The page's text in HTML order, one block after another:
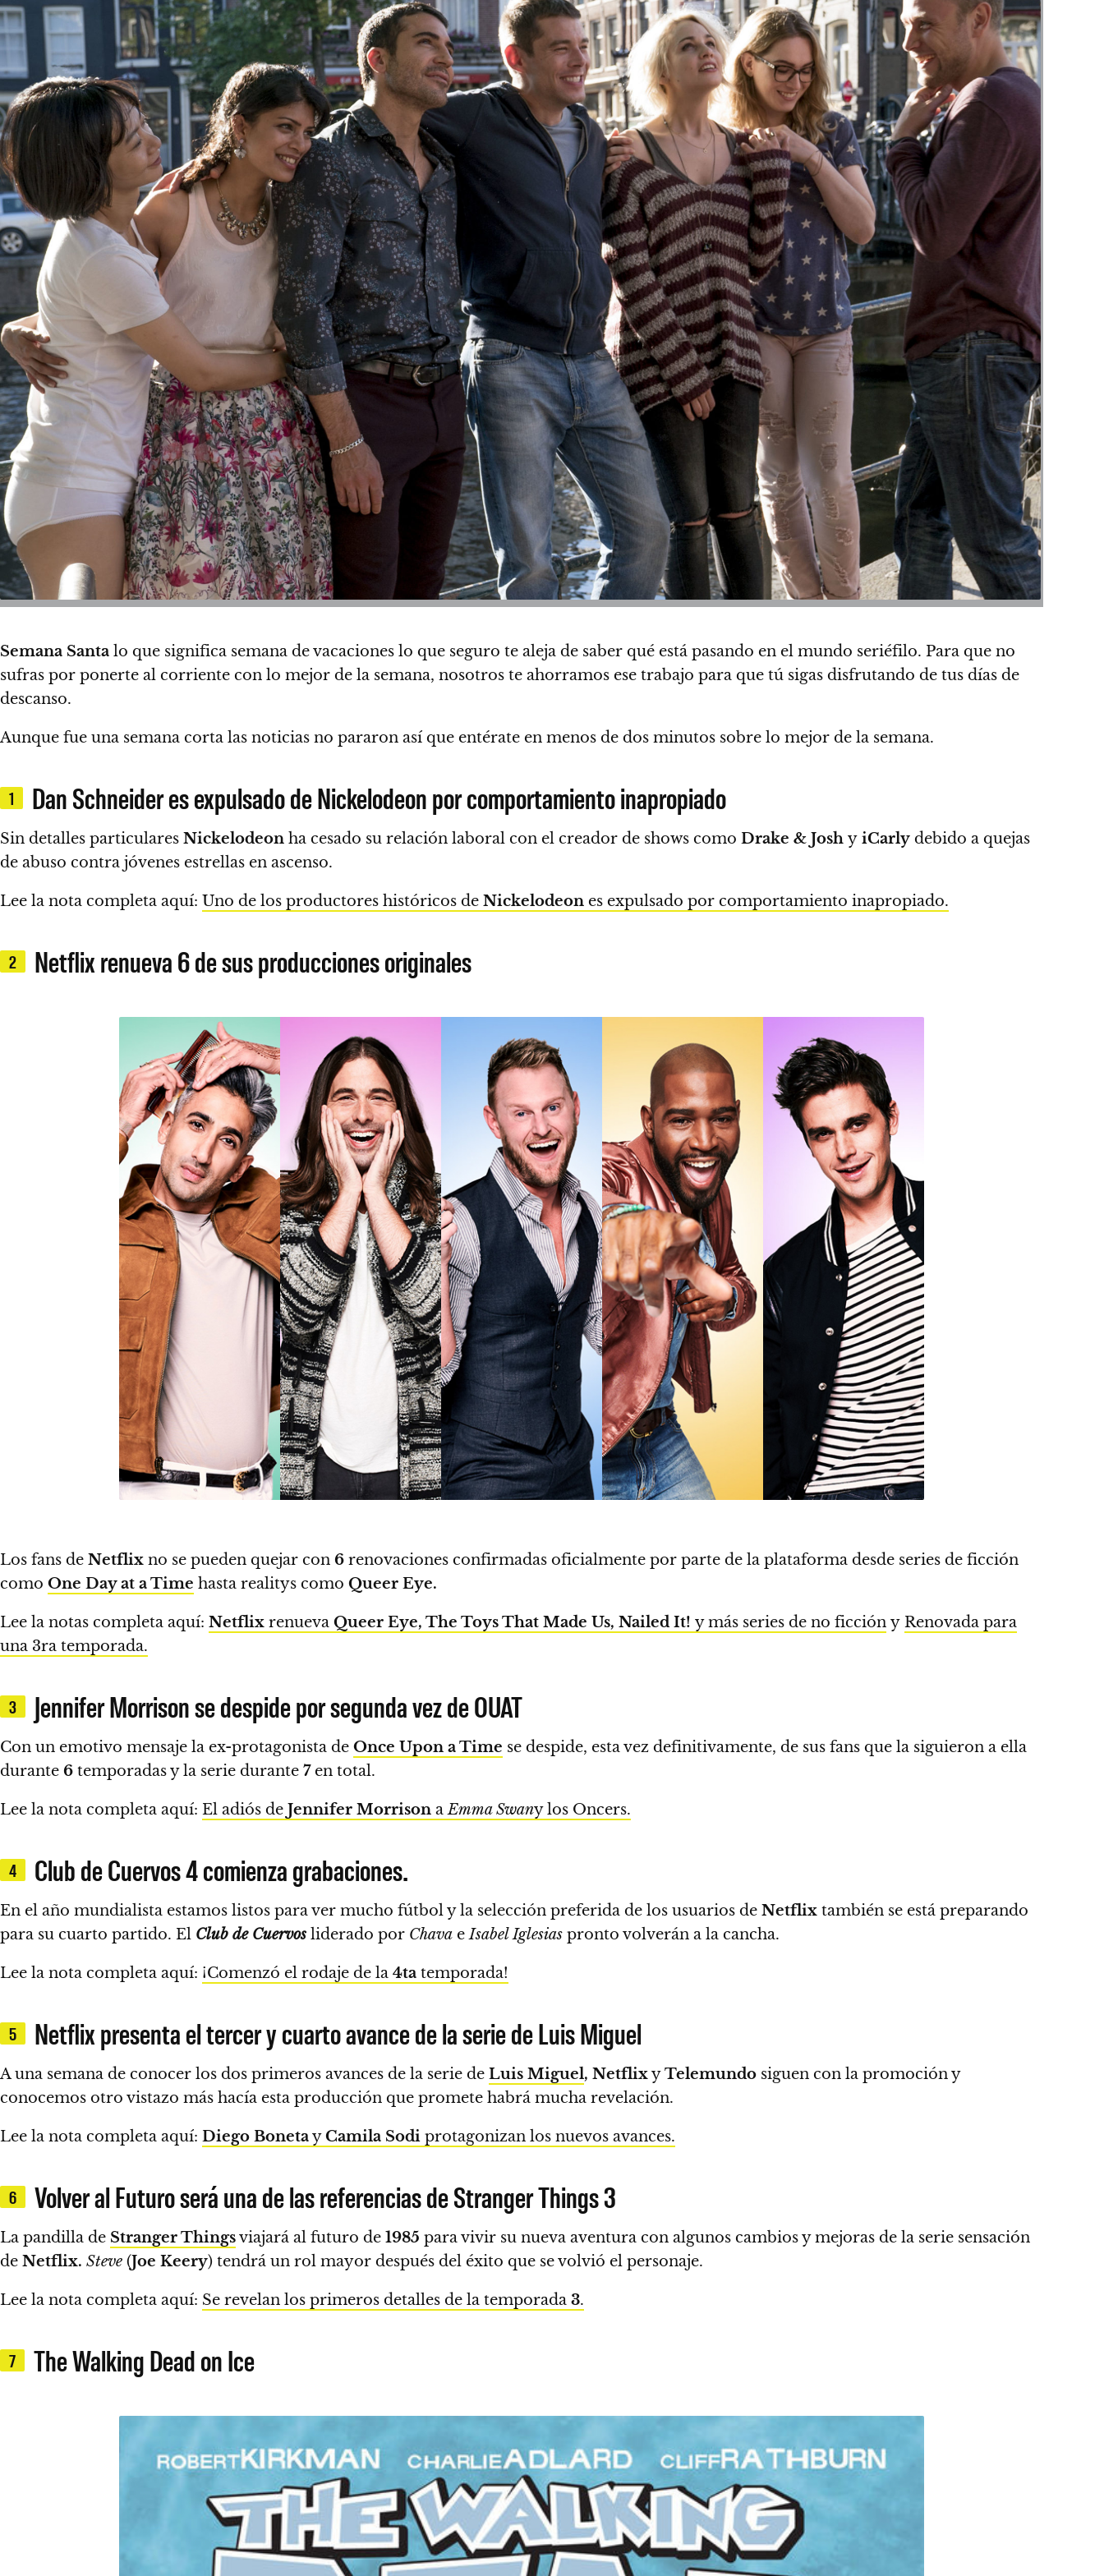
Semana Santa lo que significa semana de vacaciones lo que seguro te aleja de saber qué está pasando en el mundo seriéfilo. Para que no
sufras por ponerte al corriente con lo mejor de la semana, nosotros te ahorramos ese trabajo para que tú sigas disfrutando de tus días de
descanso.
Aunque fue una semana corta las noticias no pararon así que entérate en menos de dos minutos sobre lo mejor de la semana.
1 Dan Schneider es expulsado de Nickelodeon por comportamiento inapropiado
Sin detalles particulares Nickelodeon ha cesado su relación laboral con el creador de shows como Drake & Josh y iCarly debido a quejas
de abuso contra jóvenes estrellas en ascenso.
Lee la nota completa aquí: Uno de los productores históricos de Nickelodeon es expulsado por comportamiento inapropiado.
2 Netflix renueva 6 de sus producciones originales
Los fans de Netflix no se pueden quejar con 6 renovaciones confirmadas oficialmente por parte de la plataforma desde series de ficción
como One Day at a Time hasta realitys como Queer Eye.
Lee la notas completa aquí: Netflix renueva Queer Eye, The Toys That Made Us, Nailed It! y más series de no ficción y Renovada para
una 3ra temporada.
3 Jennifer Morrison se despide por segunda vez de OUAT
Con un emotivo mensaje la ex-protagonista de Once Upon a Time se despide, esta vez definitivamente, de sus fans que la siguieron a ella
durante 6 temporadas y la serie durante 7en total.
Lee la nota completa aquí: El adiós de Jennifer Morrison aEmma Swany los Oncers.
4 Club de Cuervos 4 comienza grabaciones.
En el año mundialista estamos listos para ver mucho fútbol y la selección preferida de los usuarios de Netflix también se está preparando
para su cuarto partido. El Club de Cuervos liderado por Chava eIsabel Iglesias pronto volverán a la cancha.
Lee la nota completa aquí: ¡Comenzó el rodaje de la 4ta temporada!
5 Netflix presenta el tercer y cuarto avance de la serie de Luis Miguel
A una semana de conocer los dos primeros avances de la serie de Luis Miguel, NetflixyTelemundo siguen con la promoción y
conocemos otro vistazo más hacía esta producción que promete habrá mucha revelación.
Lee la nota completa aquí: Diego BonetayCamila Sodi protagonizan los nuevos avances.
6 Volver al Futuro será una de las referencias de Stranger Things 3
La pandilla de Stranger Thingsviajará al futuro de 1985 para vivir su nueva aventura con algunos cambios y mejoras de la serie sensación
de Netflix. Steve (Joe Keery) tendrá un rol mayor después del éxito que se volvió el personaje.
Lee la nota completa aquí: Se revelan los primeros detalles de la temporada 3.
7 The Walking Dead on Ice